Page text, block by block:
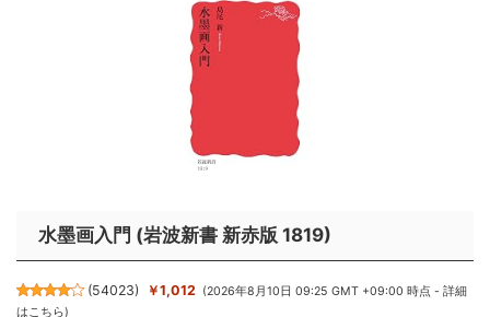
水墨画入門 (岩波新書 新赤版 1819)
(54023) ￥1,012 (2026年8月10日 09:25 GMT +09:00 時点 -詳細
はこちら)